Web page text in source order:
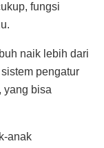
fungsi
naik lebih dari
pengatur
yang bisa
anak